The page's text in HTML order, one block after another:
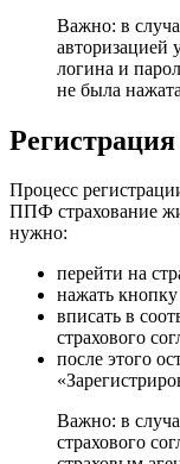
Важно: в
авторизацией
логина и
не была
Процесс
ППФ страхование
нужно:
перейти на
нажать
вписать в
страхового
после этого
Важно: в
страхового